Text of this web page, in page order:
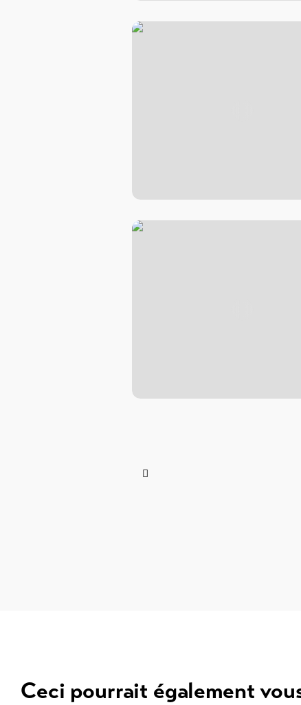
Ceci pourrait également